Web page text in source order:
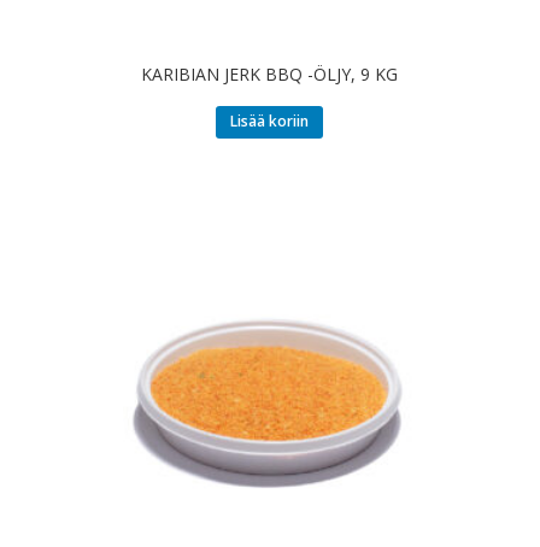
KARIBIAN JERK BBQ -ÖLJY, 9 KG
Lisää koriin